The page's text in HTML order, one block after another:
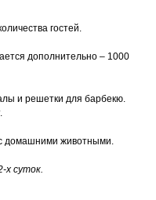
гостей.
дополнительно – 1000
и решетки для барбекю.
домашними животными.
х суток.